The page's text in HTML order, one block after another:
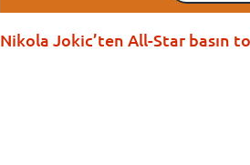
Nikola Jokic’ten All-Star basın